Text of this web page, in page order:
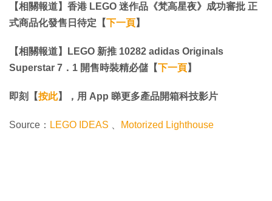
【相關報道】香港 LEGO 迷作品《梵高星夜》成功審批 正
式商品化發售日待定【下一頁】
【相關報道】​​​​​​​LEGO 新推 10282 adidas Originals
Superstar 7．1 開售時裝精必儲【下一頁】​​​​​​​
即刻【按此】，用 App 睇更多產品開箱科技影片
Source： LEGO IDEAS Motorized Lighthouse